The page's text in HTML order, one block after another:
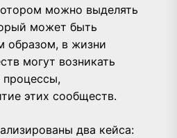
можно выделять
может быть
образом, в жизни
могут возникать
этих сообществ.
два кейса: